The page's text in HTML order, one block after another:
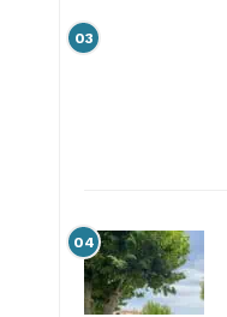
03
04